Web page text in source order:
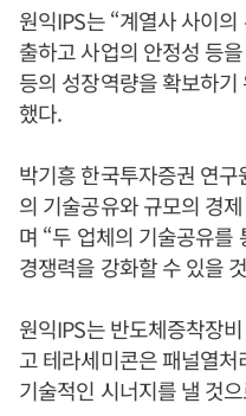
원익IPS는 “계열사 사이
출하고 사업의 안정성 등
등의 성장역량을 확보하
했다.
박기흥 한국투자증권 연
의 기술공유와 규모의 경
며 “두 업체의 기술공유를
경쟁력을 강화할 수 있을
원익IPS는 반도체증착장
고 테라세미콘은 패널열
기술적인 시너지를 낼 것